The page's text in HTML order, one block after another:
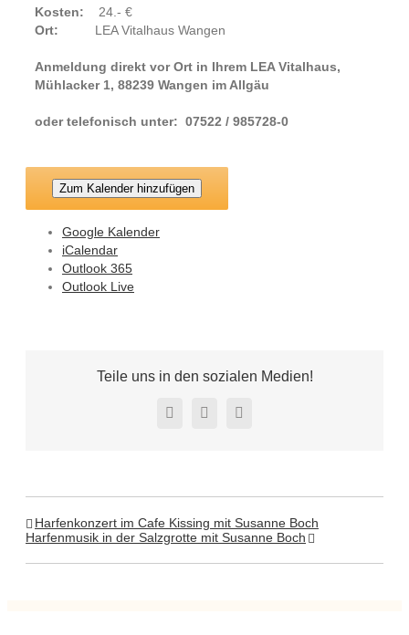
Kosten: 24.- €
Ort: LEA Vitalhaus Wangen
Anmeldung direkt vor Ort in Ihrem LEA Vitalhaus,
Mühlacker 1, 88239 Wangen im Allgäu
oder telefonisch unter: 07522 / 985728-0
Zum Kalender hinzufügen
Google Kalender
iCalendar
Outlook 365
Outlook Live
Teile uns in den sozialen Medien!
FacebookTwitterPinterest
Harfenkonzert im Cafe Kissing mit Susanne Boch
Harfenmusik in der Salzgrotte mit Susanne Boch